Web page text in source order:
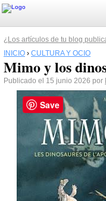
¿Los artículos de tu blog
INICIO › CULTURA Y OCIO
Mimo y los
Publicado el 15 junio 2026 por
Save